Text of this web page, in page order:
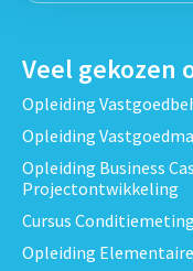
Veel gekozen
Opleiding
Opleiding
Opleiding Business
Projectontwikkeling
Cursus
Opleiding